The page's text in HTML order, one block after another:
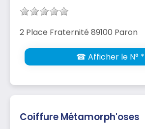
2 Place Fraternité 89100 Paron
☎ Afficher le N° *
Coiffure Métamorph'oses